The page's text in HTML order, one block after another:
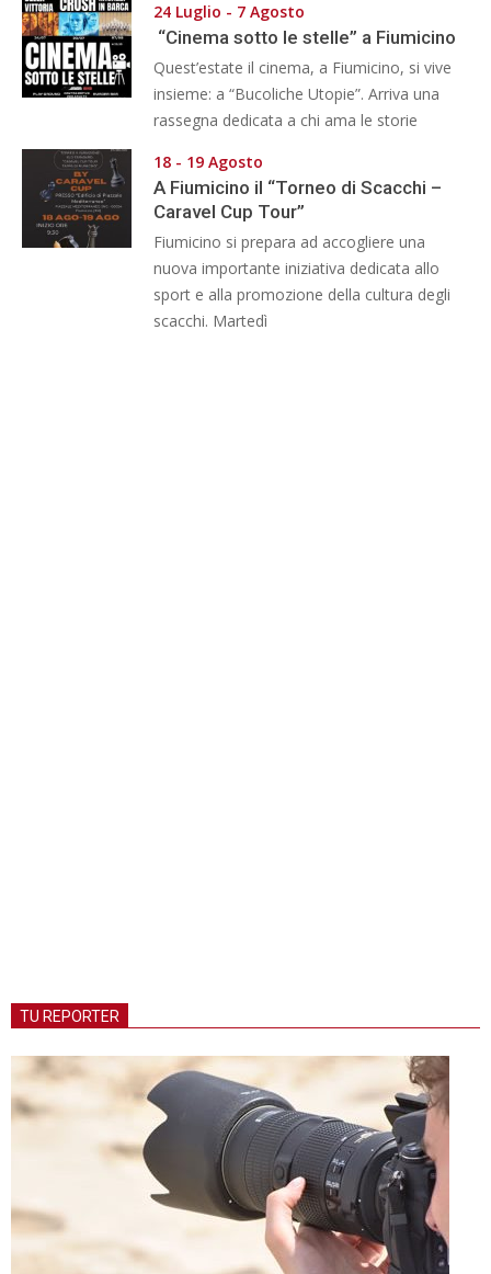
24 Luglio - 7 Agosto
“Cinema sotto le stelle” a Fiumicino
Quest’estate il cinema, a Fiumicino, si vive
insieme: a “Bucoliche Utopie”. Arriva una
rassegna dedicata a chi ama le storie
18 - 19 Agosto
A Fiumicino il “Torneo di Scacchi –
Caravel Cup Tour”
Fiumicino si prepara ad accogliere una
nuova importante iniziativa dedicata allo
sport e alla promozione della cultura degli
scacchi. Martedì
TU REPORTER